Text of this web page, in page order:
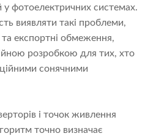
у фотоелектричних системах.
виявляти такі проблеми,
та експортні обмеження,
розробкою для тих, хто
сонячними
і точок живлення
точно визначає